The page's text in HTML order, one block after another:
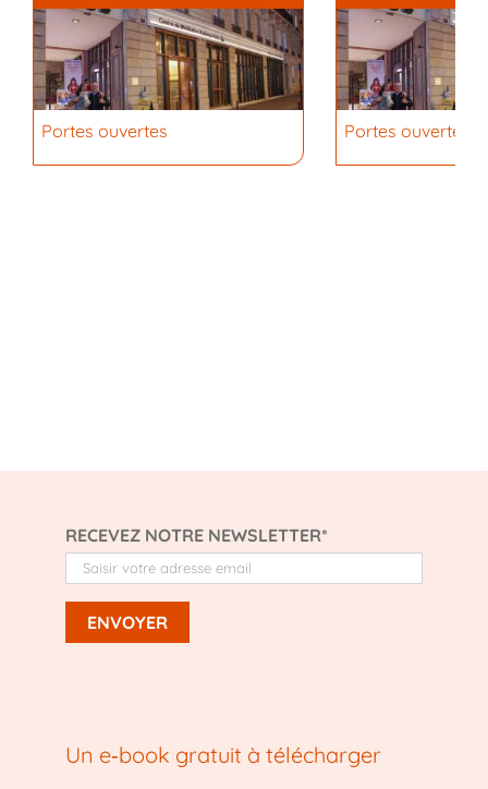
Portes ouvertes Portes ouvertes
RECEVEZ NOTRE NEWSLETTER*
Un e‑book gratuit à télécharger